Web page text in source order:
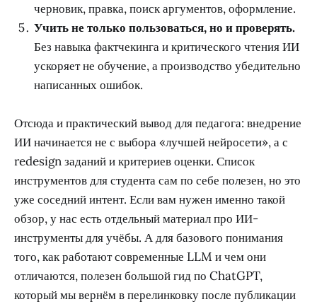
черновик, правка, поиск аргументов, оформление.
Учить не только пользоваться, но и проверять.
Без навыка фактчекинга и критического чтения ИИ
ускоряет не обучение, а производство убедительно
написанных ошибок.
Отсюда и практический вывод для педагога: внедрение
ИИ начинается не с выбора «лучшей нейросети», а с
redesign заданий и критериев оценки. Список
инструментов для студента сам по себе полезен, но это
уже соседний интент. Если вам нужен именно такой
обзор, у нас есть отдельный материал про ИИ-
инструменты для учёбы. А для базового понимания
того, как работают современные LLM и чем они
отличаются, полезен большой гид по ChatGPT,
который мы вернём в перелинковку после публикации